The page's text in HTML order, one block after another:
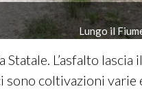
Lungo il
L’asfalto lascia
coltivazioni varie